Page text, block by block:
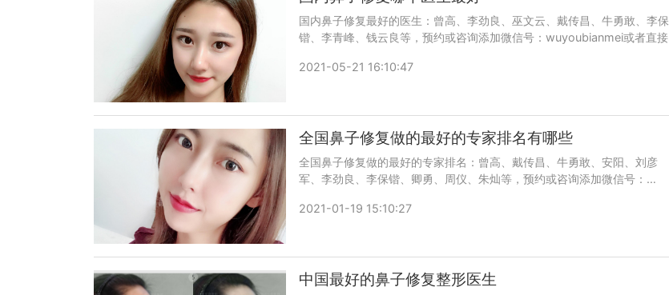
国内鼻子修复最好的医生：曾高、李劲良、巫文云、戴传昌、牛勇敢、李保
锴、李青峰、钱云良等，预约或咨询添加微信号：wuyoubianmei或者直接
2021-05-21 16:10:47
全国鼻子修复做的最好的专家排名有哪些
全国鼻子修复做的最好的专家排名：曾高、戴传昌、牛勇敢、安阳、刘彦
军、李劲良、李保锴、卿勇、周仪、朱灿等，预约或咨询添加微信号：
2021-01-19 15:10:27
中国最好的鼻子修复整形医生